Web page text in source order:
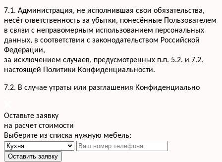
7.1. Администрация, не исполнившая свои обязательства,
несёт ответственность за убытки, понесённые Пользователем
в связи с неправомерным использованием персональных
данных, в соответствии с законодательством Российской
Федерации,
за исключением случаев, предусмотренных п.п. 5.2. и 7.2.
настоящей Политики Конфиденциальности.
7.2. В случае утраты или разглашения Конфиденциально
Оставьте заявку
на расчет стоимости
Выберите из списка нужную мебель:
Оставить заявку